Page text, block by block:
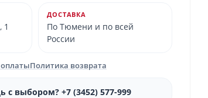
1
ДОСТАВКА
По Тюмени и по всей
России
Политика возврата
выбором? +7 (3452) 577-999